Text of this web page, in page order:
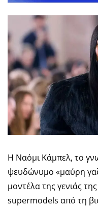
Η Ναόμι Κάμπελ, το
ψευδώνυμο «μαύρη
μοντέλα της γενιάς
supermodels από τη